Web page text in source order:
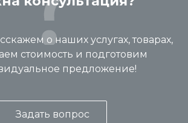
о наших услугах, товарах,
стоимость и подготовим
предложение!
Задать вопрос